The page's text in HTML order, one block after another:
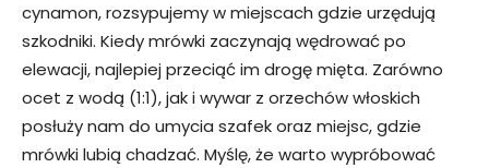
cynamon, rozsypujemy w miejscach gdzie urzędują
szkodniki. Kiedy mrówki zaczynają wędrować po
elewacji, najlepiej przeciąć im drogę mięta. Zarówno
ocet z wodą (1:1), jak i wywar z orzechów włoskich
posłuży nam do umycia szafek oraz miejsc, gdzie
mrówki lubią chadzać. Myślę, że warto wypróbować